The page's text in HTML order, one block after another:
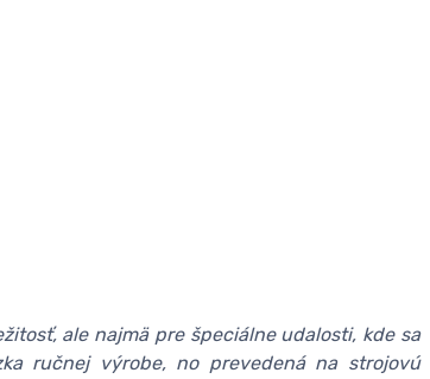
ale najmä pre špeciálne udalosti, kde sa
ručnej výrobe, no prevedená na strojovú